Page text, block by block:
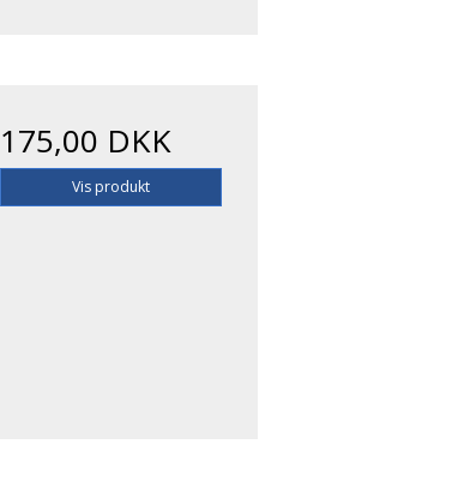
175,00 DKK
Vis produkt